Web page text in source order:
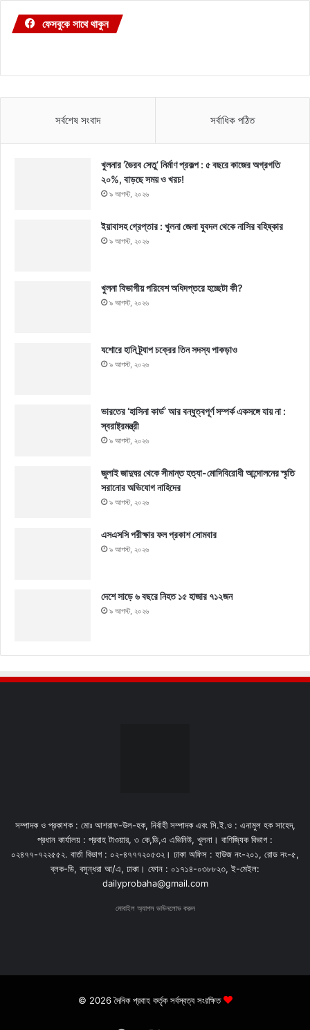
ফেসবুকে সাথে থাকুন
সর্বশেষ সংবাদ সর্বাধিক পঠিত
খুলনার ‘ভৈরব সেতু’ নির্মাণ প্রকল্প : ৫ বছরে কাজের অগ্রগতি
২০%, বাড়ছে সময় ও খরচ!
৯ আগস্ট, ২০২৬
ইয়াবাসহ গ্রেপ্তার : খুলনা জেলা যুবদল থেকে নাসির বহিষ্কার
৯ আগস্ট, ২০২৬
খুলনা বিভাগীয় পরিবেশ অধিদপ্তরে হচ্ছেটা কী?
৯ আগস্ট, ২০২৬
যশোরে হানি ট্র্যাপ চক্রের তিন সদস্য পাকড়াও
৯ আগস্ট, ২০২৬
ভারতের ‘হাসিনা কার্ড’ আর বন্ধুত্বপূর্ণ সম্পর্ক একসঙ্গে যায় না :
স্বরাষ্ট্রমন্ত্রী
৯ আগস্ট, ২০২৬
জুলাই জাদুঘর থেকে সীমান্ত হত্যা-মোদিবিরোধী আন্দোলনের স্মৃতি
সরানোর অভিযোগ নাহিদের
৯ আগস্ট, ২০২৬
এসএসসি পরীক্ষার ফল প্রকাশ সোমবার
৯ আগস্ট, ২০২৬
দেশে সাড়ে ৬ বছরে নিহত ১৫ হাজার ৭১২জন
৯ আগস্ট, ২০২৬
সম্পাদক ও প্রকাশক : মোঃ আশরাফ-উল-হক, নির্বাহী সম্পাদক এবং সি.ই.ও : এনামুল হক সাহেদ,
প্রধান কার্যালয় : প্রবাহ টাওয়ার, ৩ কে,ডি,এ এভিনিউ, খুলনা। বাণিজ্যিক বিভাগ :
০২৪৭৭-৭২২৫৫২. বার্তা বিভাগ : ০২-৪৭৭৭২০৫৩২। ঢাকা অফিস : হাউজ নং-২০১, রোড নং-৫,
ব্লক-ডি, বসুন্ধরা আ/এ, ঢাকা। ফোন : ০১৭১৪-০৩৮৮২৩, ই-মেইল:
dailyprobaha@gmail.com
মোবাইল অ্যাপস ডাউনলোড করুন
© 2026 দৈনিক প্রবাহ কর্তৃক সর্বস্বত্ব সংরক্ষিত